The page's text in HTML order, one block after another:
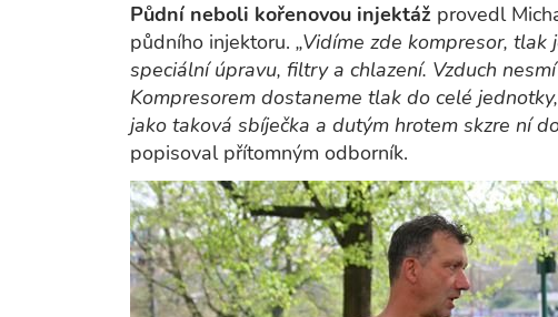
Půdní neboli kořenovou injektáž provedl
půdního injektoru. „Vidíme zde kompresor,
speciální úpravu, filtry a chlazení. Vzduch
Kompresorem dostaneme tlak do celé
jako taková sbíječka a dutým hrotem skzre ní
popisoval přítomným odborník.